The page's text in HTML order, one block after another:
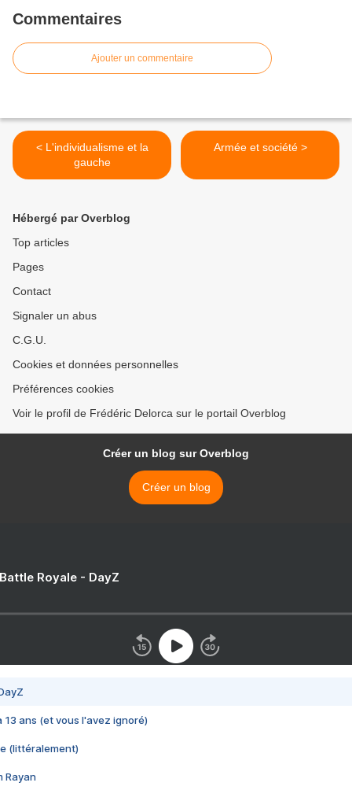
Commentaires
Ajouter un commentaire
< L'individualisme et la
gauche
Armée et société >
Hébergé par Overblog
Top articles
Pages
Contact
Signaler un abus
C.G.U.
Cookies et données personnelles
Préférences cookies
Voir le profil de Frédéric Delorca sur le portail Overblog
Créer un blog sur Overblog
Créer un blog
Royale - DayZ
13 ans (et vous l'avez ignoré)
(littéralement)
Rayan